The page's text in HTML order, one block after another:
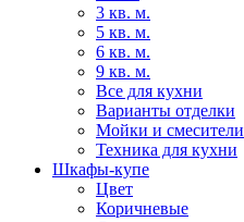
3 кв. м.
5 кв. м.
6 кв. м.
9 кв. м.
Все для кухни
Варианты отделки
Мойки и смесители
Техника для кухни
Шкафы-купе
Цвет
Коричневые